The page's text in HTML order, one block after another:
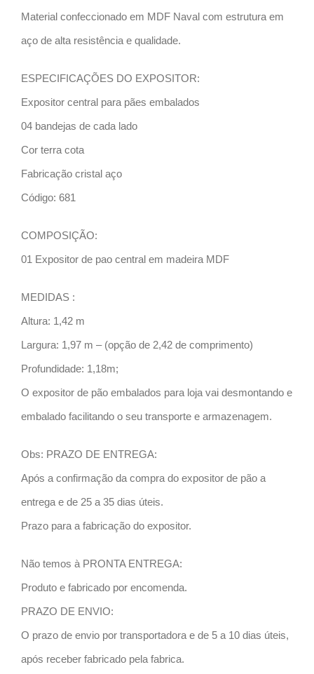
Material confeccionado em MDF Naval com estrutura em
aço de alta resistência e qualidade.
ESPECIFICAÇÕES DO EXPOSITOR:
Expositor central para pães embalados
04 bandejas de cada lado
Cor terra cota
Fabricação cristal aço
Código: 681
COMPOSIÇÃO:
01 Expositor de pao central em madeira MDF
MEDIDAS :
Altura: 1,42 m
Largura: 1,97 m – (opção de 2,42 de comprimento)
Profundidade: 1,18m;
O expositor de pão embalados para loja vai desmontando e
embalado facilitando o seu transporte e armazenagem.
Obs: PRAZO DE ENTREGA:
Após a confirmação da compra do expositor de pão a
entrega e de 25 a 35 dias úteis.
Prazo para a fabricação do expositor.
Não temos à PRONTA ENTREGA:
Produto e fabricado por encomenda.
PRAZO DE ENVIO:
O prazo de envio por transportadora e de 5 a 10 dias úteis,
após receber fabricado pela fabrica.